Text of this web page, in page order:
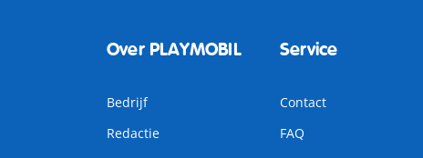
Over PLAYMOBIL
Bedrijf
Redactie
Service
Contact
FAQ